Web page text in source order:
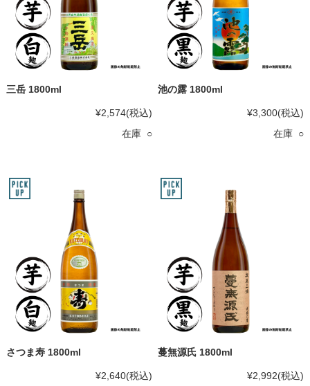
三岳 1800ml
¥2,574(税込)
在庫 ○
池の露 1800ml
¥3,300(税込)
在庫 ○
さつま寿 1800ml
¥2,640(税込)
蔓無源氏 1800ml
¥2,992(税込)